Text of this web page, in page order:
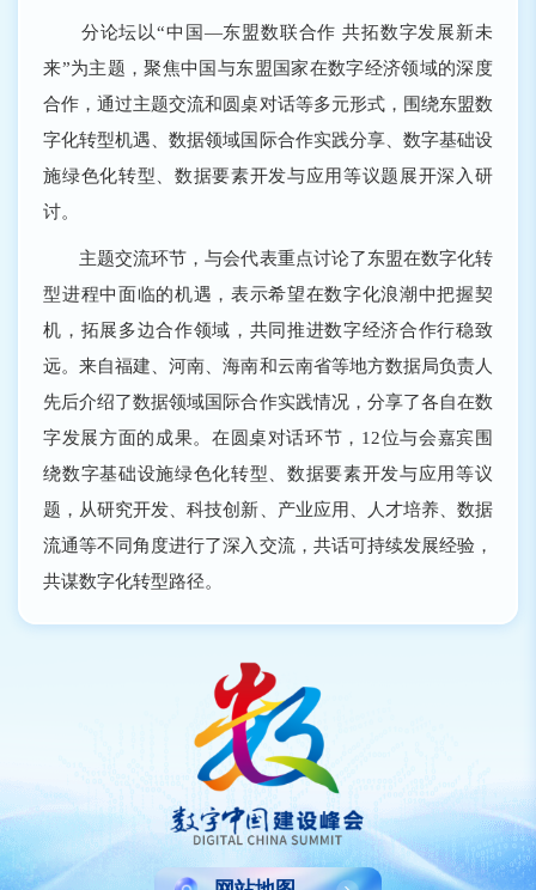
分论坛以“中国—东盟数联合作 共拓数字发展新未
来”为主题，聚焦中国与东盟国家在数字经济领域的深度
合作，通过主题交流和圆桌对话等多元形式，围绕东盟数
字化转型机遇、数据领域国际合作实践分享、数字基础设
施绿色化转型、数据要素开发与应用等议题展开深入研
讨。
主题交流环节，与会代表重点讨论了东盟在数字化转
型进程中面临的机遇，表示希望在数字化浪潮中把握契
机，拓展多边合作领域，共同推进数字经济合作行稳致
远。来自福建、河南、海南和云南省等地方数据局负责人
先后介绍了数据领域国际合作实践情况，分享了各自在数
字发展方面的成果。在圆桌对话环节，12位与会嘉宾围
绕数字基础设施绿色化转型、数据要素开发与应用等议
题，从研究开发、科技创新、产业应用、人才培养、数据
流通等不同角度进行了深入交流，共话可持续发展经验，
共谋数字化转型路径。